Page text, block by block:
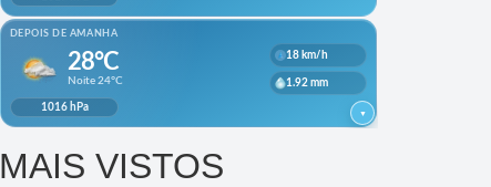
MAIS VISTOS